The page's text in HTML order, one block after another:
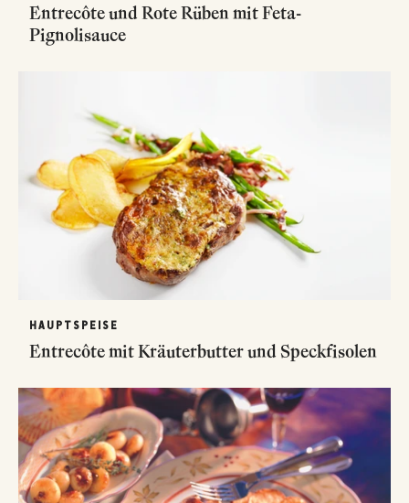
Entrecôte und Rote Rüben mit Feta-
Pignolisauce
HAUPTSPEISE
Entrecôte mit Kräuterbutter und Speckfisolen